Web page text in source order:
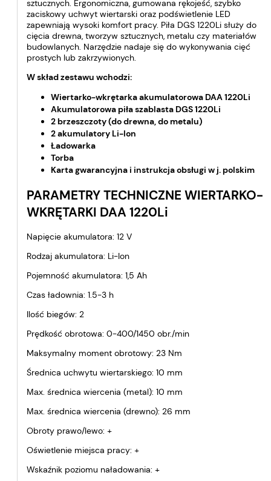
sztucznych. Ergonomiczna, gumowana rękojeść, szybko
zaciskowy uchwyt wiertarski oraz podświetlenie LED
zapewniają wysoki komfort pracy. Piła DGS 1220Li służy do
cięcia drewna, tworzyw sztucznych, metalu czy materiałów
budowlanych. Narzędzie nadaje się do wykonywania cięć
prostych lub zakrzywionych.
W skład zestawu wchodzi:
Wiertarko-wkrętarka akumulatorowa DAA 1220Li
Akumulatorowa piła szablasta DGS 1220Li
2 brzeszczoty (do drewna, do metalu)
2 akumulatory Li-Ion
Ładowarka
Torba
Karta gwarancyjna i instrukcja obsługi w j. polskim
PARAMETRY TECHNICZNE WIERTARKO-
WKRĘTARKI DAA 1220Li
Napięcie akumulatora: 12 V
Rodzaj akumulatora: Li-Ion
Pojemność akumulatora: 1,5 Ah
Czas ładownia: 1.5-3 h
Ilość biegów: 2
Prędkość obrotowa: 0-400/1450 obr./min
Maksymalny moment obrotowy: 23 Nm
Średnica uchwytu wiertarskiego: 10 mm
Мах. średnica wiercenia (metal): 10 mm
Мах. średnica wiercenia (drewno): 26 mm
Obroty prawo/lewo: +
Oświetlenie miejsca pracy: +
Wskaźnik poziomu naładowania: +